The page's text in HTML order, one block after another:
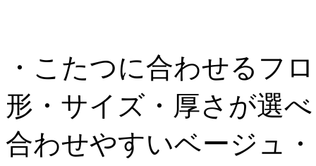
・こたつに合わせるフ
形・サイズ・厚さが選
合わせやすいベージュ